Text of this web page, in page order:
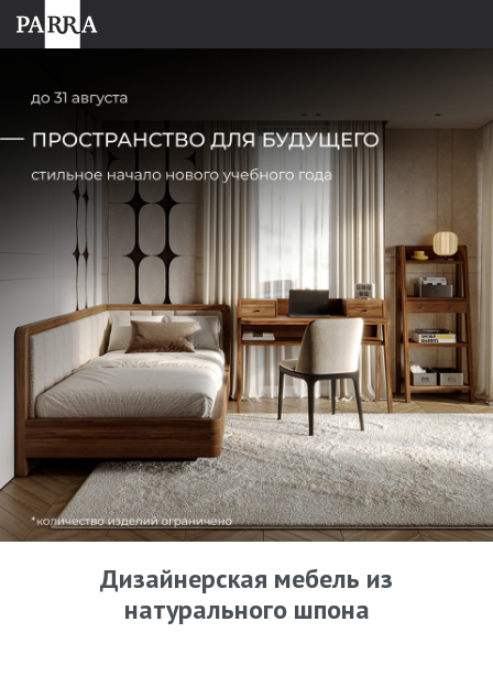
Дизайнерская мебель из
натурального шпона